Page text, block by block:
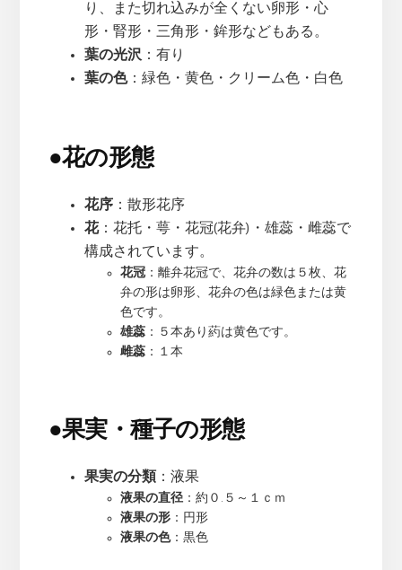
り、また切れ込みが全くない卵形・心
形・腎形・三角形・鉾形などもある。
葉の光沢：有り
葉の色：緑色・黄色・クリーム色・白色
●花の形態
花序：散形花序
花：花托・萼・花冠(花弁)・雄蕊・雌蕊で
構成されています。
花冠：離弁花冠で、花弁の数は５枚、花
弁の形は卵形、花弁の色は緑色または黄
色です。
雄蕊：５本あり葯は黄色です。
雌蕊：１本
●果実・種子の形態
果実の分類 ：液果
液果の直径：約０.５～１ｃｍ
液果の形：円形
液果の色：黒色